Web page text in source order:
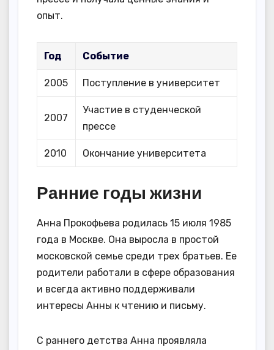
опыт.
Год Событие
2005 Поступление в университет
2007
Участие в студенческой
прессе
2010 Окончание университета
Ранние годы жизни
Анна Прокофьева родилась 15 июля 1985
года в Москве. Она выросла в простой
московской семье среди трех братьев. Ее
родители работали в сфере образования
и всегда активно поддерживали
интересы Анны к чтению и письму.
С раннего детства Анна проявляла